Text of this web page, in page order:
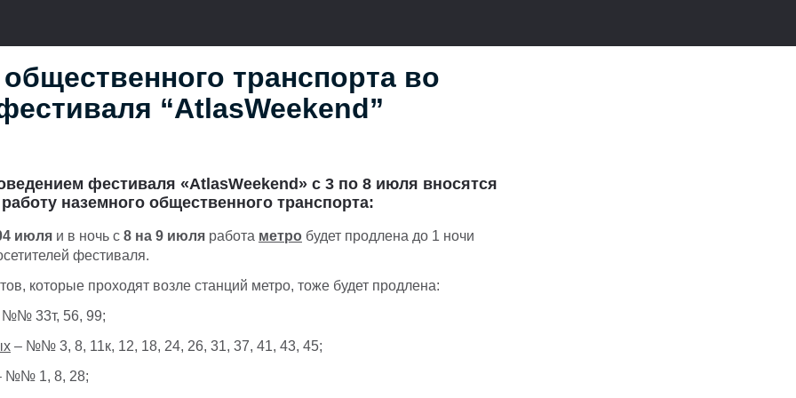
транспорта во
“AtlasWeekend”
фестиваля «AtlasWeekend » с 3 по 8 июля вносятся
наземного общественного транспорта:
июля и в ночь с 8 на 9 июля работа метро будет продлена до 1 ночи
фестиваля.
которые проходят возле станций метро, тоже будет продлена:
33т, 56, 99;
– №№ 3, 8, 11к, 12, 18, 24, 26, 31, 37, 41, 43, 45;
№№ 1, 8, 28;